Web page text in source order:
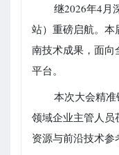
继2026年4月
站）重磅启航。
南技术成果，面向
平台。
本次大会精
领域企业主管人员
资源与前沿技术参